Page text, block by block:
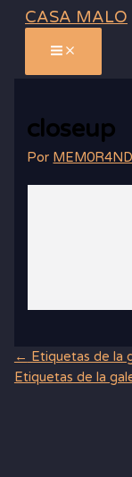
contenido
CASA MALO
closeup
Por
← Etiquetas de la
Etiquetas de la